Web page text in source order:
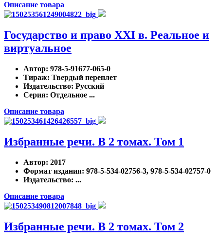
Описание товара
Государство и право XXI в. Реальное и
виртуальное
Автор: 978-5-91677-065-0
Тираж: Твердый переплет
Издательство: Русский
Серия: Отдельное ...
Описание товара
Избранные речи. В 2 томах. Том 1
Автор: 2017
Формат издания: 978-5-534-02756-3, 978-5-534-02757-0
Издательство: ...
Описание товара
Избранные речи. В 2 томах. Том 2